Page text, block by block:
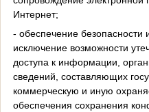
Интернет;
- обеспечение
исключение возможности
доступа к информации,
сведений, составляющих
коммерческую и иную
обеспечения сохранения